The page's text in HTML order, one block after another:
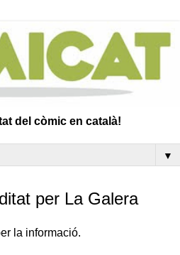
del còmic en català!
▼
per La Galera
la informació.